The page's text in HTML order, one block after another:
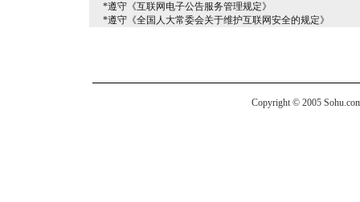
*遵守《互联网电子公告服务管理规定》
*遵守《全国人大常委会关于维护互联网安全的规定》
Copyright © 2005